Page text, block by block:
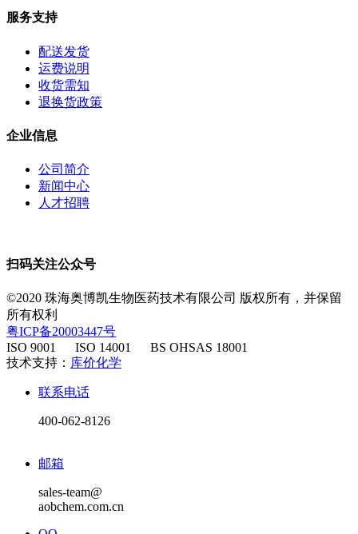
服务支持
配送发货
运费说明
收货需知
退换货政策
企业信息
公司简介
新闻中心
人才招聘
扫码关注公众号
©2020 珠海奥博凯生物医药技术有限公司 版权所有，并保留
所有权利
粤ICP备20003447号
ISO 9001 ISO 14001 BS OHSAS 18001
​ 技术支持： 库价化学
联系电话
400-062-8126
邮箱
sales-team@
aobchem.com.cn